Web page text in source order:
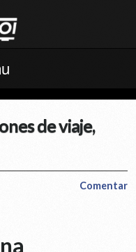
de viaje,
Comentar